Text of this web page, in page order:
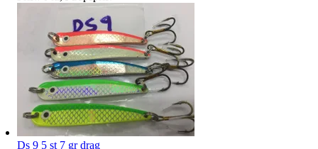
Ds 9 5 st 7 gr drag